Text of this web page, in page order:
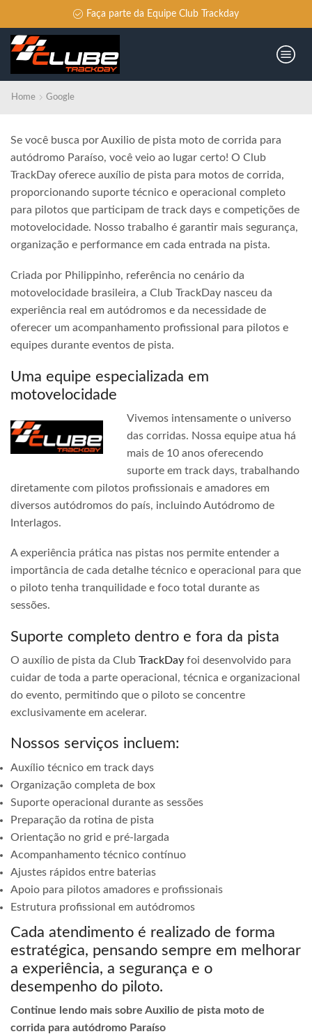
Faça parte da Equipe Club Trackday
Home Google
Se você busca por Auxilio de pista moto de corrida para
autódromo Paraíso, você veio ao lugar certo! O Club
TrackDay oferece auxílio de pista para motos de corrida,
proporcionando suporte técnico e operacional completo
para pilotos que participam de track days e competições de
motovelocidade. Nosso trabalho é garantir mais segurança,
organização e performance em cada entrada na pista.
Criada por Philippinho, referência no cenário da
motovelocidade brasileira, a Club TrackDay nasceu da
experiência real em autódromos e da necessidade de
oferecer um acompanhamento profissional para pilotos e
equipes durante eventos de pista.
Uma equipe especializada em
motovelocidade
Vivemos intensamente o universo
das corridas. Nossa equipe atua há
mais de 10 anos oferecendo
suporte em track days, trabalhando
diretamente com pilotos profissionais e amadores em
diversos autódromos do país, incluindo Autódromo de
Interlagos.
A experiência prática nas pistas nos permite entender a
importância de cada detalhe técnico e operacional para que
o piloto tenha tranquilidade e foco total durante as
sessões.
Suporte completo dentro e fora da pista
O auxílio de pista da Club TrackDay foi desenvolvido para
cuidar de toda a parte operacional, técnica e organizacional
do evento, permitindo que o piloto se concentre
exclusivamente em acelerar.
Nossos serviços incluem:
Auxílio técnico em track days
Organização completa de box
Suporte operacional durante as sessões
Preparação da rotina de pista
Orientação no grid e pré-largada
Acompanhamento técnico contínuo
Ajustes rápidos entre baterias
Apoio para pilotos amadores e profissionais
Estrutura profissional em autódromos
Cada atendimento é realizado de forma
estratégica, pensando sempre em melhorar
a experiência, a segurança e o
desempenho do piloto.
Continue lendo mais sobre Auxilio de pista moto de
corrida para autódromo Paraíso